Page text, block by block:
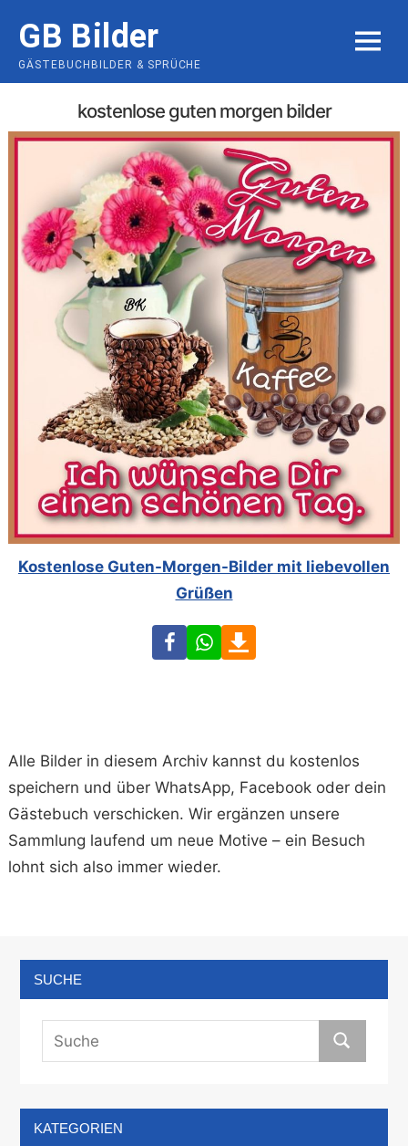
content
GB Bilder
GÄSTEBUCHBILDER & SPRÜCHE
MENU
kostenlose guten morgen bilder
Kostenlose Guten-Morgen-Bilder mit liebevollen
Grüßen
FacebookWhatsApp
Alle Bilder in diesem Archiv kannst du kostenlos
speichern und über WhatsApp, Facebook oder dein
Gästebuch verschicken. Wir ergänzen unsere
Sammlung laufend um neue Motive – ein Besuch
lohnt sich also immer wieder.
SUCHE
KATEGORIEN